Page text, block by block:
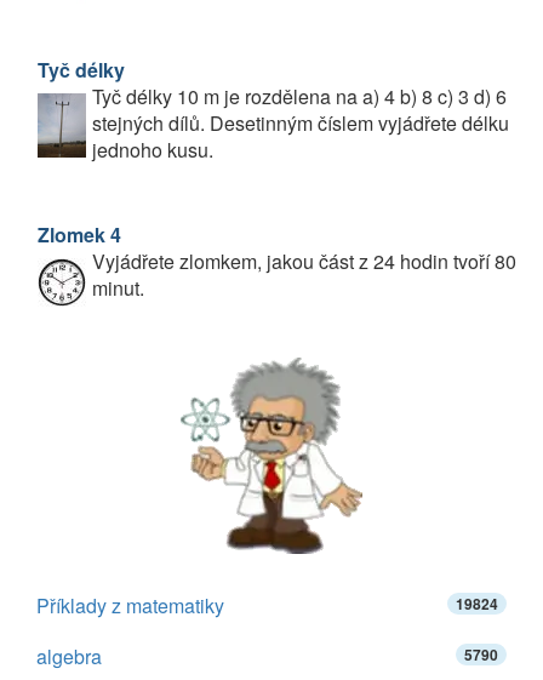
Tyč délky
Tyč délky 10 m je rozdělena na a) 4 b) 8 c) 3 d) 6
stejných dílů. Desetinným číslem vyjádřete délku
jednoho kusu.
Zlomek 4
Vyjádřete zlomkem, jakou část z 24 hodin tvoří 80
minut.
Příklady z matematiky 19824
algebra 5790